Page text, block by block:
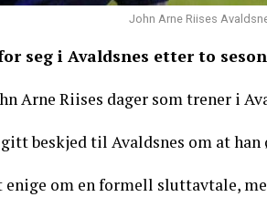
John Arne Riises
seg i Avaldsnes etter to
Arne Riises dager som trener i
beskjed til Avaldsnes om at
enige om en formell sluttavtale,